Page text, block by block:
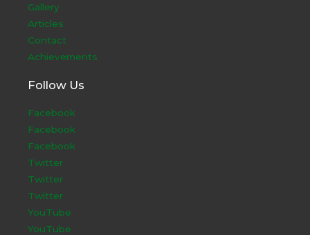
Gallery
Articles
Contact
Achievements
Follow Us
Facebook
Facebook
Facebook
Twitter
Twitter
Twitter
YouTube
YouTube